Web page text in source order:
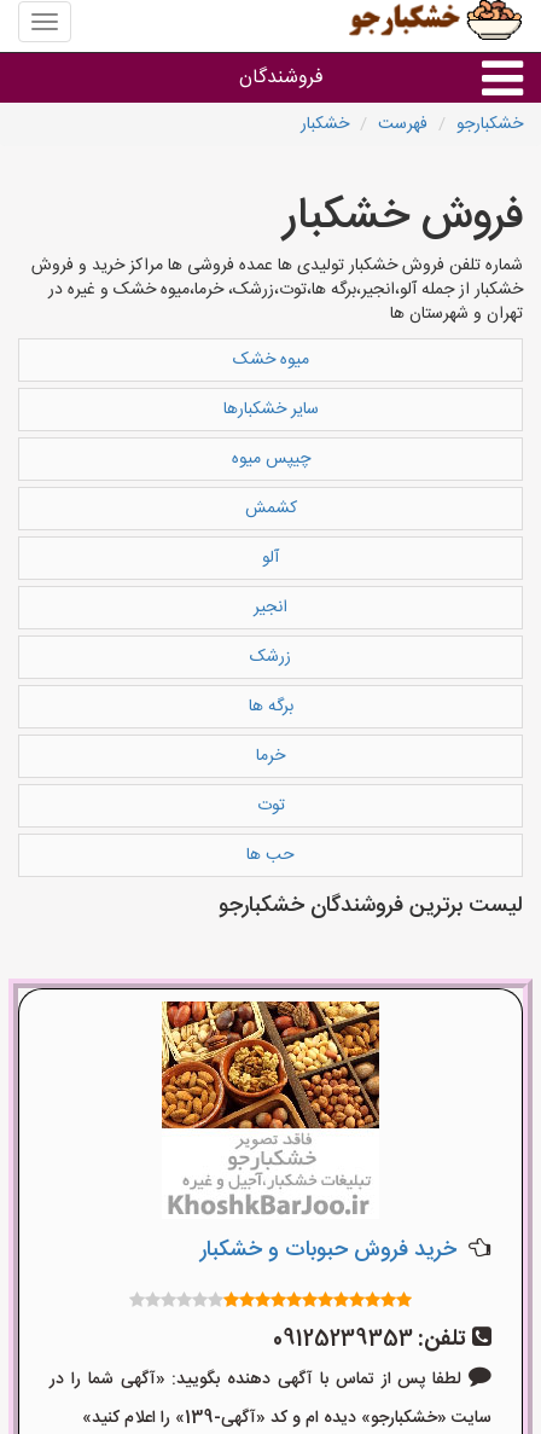
منوی
سایت
فروشندگان
فروشنده های استان ها
خشکبارجو فهرست خشکبار
فروش خشکبار
شماره تلفن فروش خشکبار تولیدی ها عمده فروشی ها مراکز خرید و فروش
خشکبار از جمله آلو،انجیر،برگه ها،توت،زرشک، خرما،میوه خشک و غیره در
تهران و شهرستان ها
میوه خشک
سایر خشکبارها
چیپس میوه
کشمش
آلو
انجیر
زرشک
برگه ها
خرما
توت
حب ها
لیست برترین فروشندگان خشکبارجو
خرید فروش حبوبات و خشکبار
تلفن:09125239353
لطفا پس از تماس با آگهی دهنده بگویید: «آگهی شما را در
سایت «خشکبارجو» دیده ام و کد «آگهی-139» را اعلام کنید»